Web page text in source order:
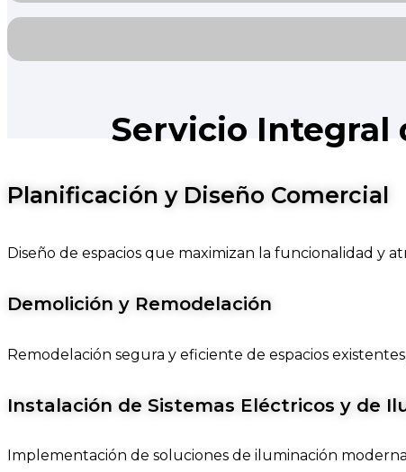
Servicio Integral
Planificación y Diseño Comercial
Diseño de espacios que maximizan la funcionalidad y
Demolición y Remodelación
Remodelación segura y eficiente de espacios
Instalación de Sistemas Eléctricos y de
Implementación de soluciones de iluminación